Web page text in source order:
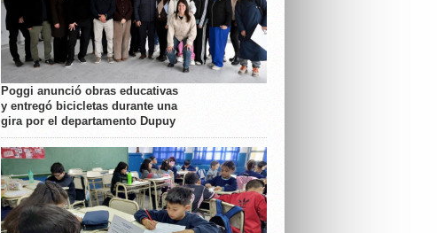
Poggi anunció obras educativas
y entregó bicicletas durante una
gira por el departamento Dupuy